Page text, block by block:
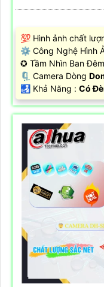
💯 Hình ảnh chất
⚙ Công Nghệ Hình
✪ Tầm Nhìn Ban
🗜️ Camera Dòng
️🛃 Khả Năng : Có